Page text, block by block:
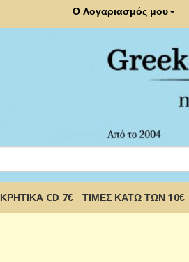
Ο Λογαριασμός μου
ΚΡΗΤΙΚΑ CD 7€ ΤΙΜΕΣ ΚΑΤΩ ΤΩΝ 10€